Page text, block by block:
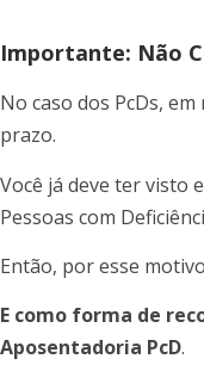
Importante: Não
No caso dos PcDs,
prazo.
Você já deve ter visto
Pessoas com
Então, por esse
E como forma de
Aposentadoria PcD.